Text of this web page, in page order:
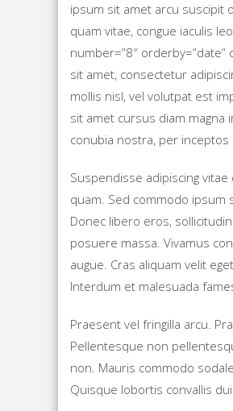
ipsum sit amet arcu suscipit
quam vitae, congue iaculis
number=”8″
sit amet, consectetur
mollis nisl, vel volutpat est
sit amet cursus diam
conubia nostra, per
Suspendisse adipiscing
quam. Sed commodo ipsum
Donec libero eros,
posuere massa. Vivamus
augue. Cras aliquam velit
Interdum et malesuada
Praesent vel fringilla arcu.
Pellentesque non
non. Mauris commodo
Quisque lobortis convallis